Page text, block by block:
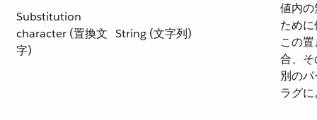
Substitution
character (置換文
字)
String (文字列)
値内
ため
この
合、
別の
ラグ